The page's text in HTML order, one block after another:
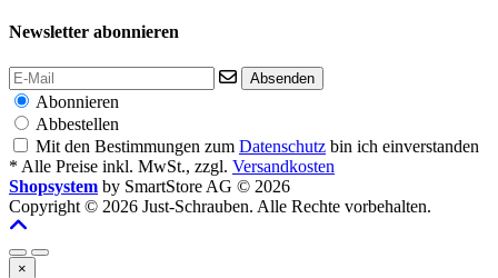
Newsletter abonnieren
Absenden
Abonnieren
Abbestellen
Mit den Bestimmungen zum Datenschutz bin ich einverstanden
* Alle Preise inkl. MwSt., zzgl. Versandkosten
Shopsystem by SmartStore AG © 2026
Copyright © 2026 Just-Schrauben. Alle Rechte vorbehalten.
×